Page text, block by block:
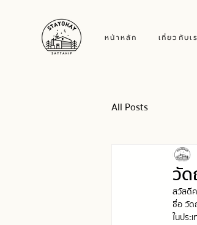
หน้าหลัก เกี่ยวกับเ
All Posts
วั
สวัสดี
ชื่อ วัด
ในประ